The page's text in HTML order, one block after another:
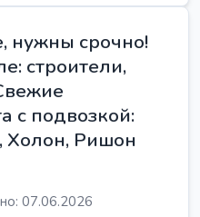
нужны срочно!
строители,
с подвозкой:
Холон, Ришон
07.06.2026